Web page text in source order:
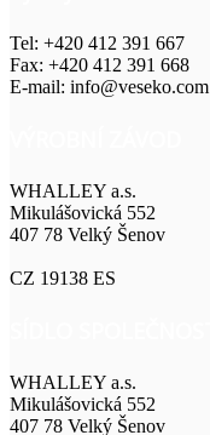
Tel: +420 412 391 667
Fax: +420 412 391 668
E-mail: info@veseko.com
WHALLEY a.s.
Mikulášovická 552
407 78 Velký Šenov
CZ 19138 ES
WHALLEY a.s.
Mikulášovická 552
407 78 Velký Šenov